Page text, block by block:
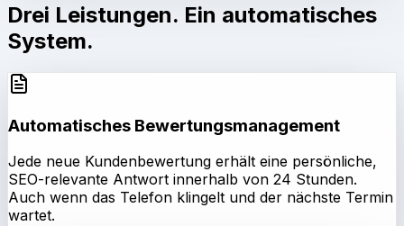
Drei Leistungen. Ein automatisches
System.
Automatisches Bewertungsmanagement
Jede neue Kundenbewertung erhält eine persönliche,
SEO-relevante Antwort innerhalb von 24 Stunden.
Auch wenn das Telefon klingelt und der nächste Termin
wartet.